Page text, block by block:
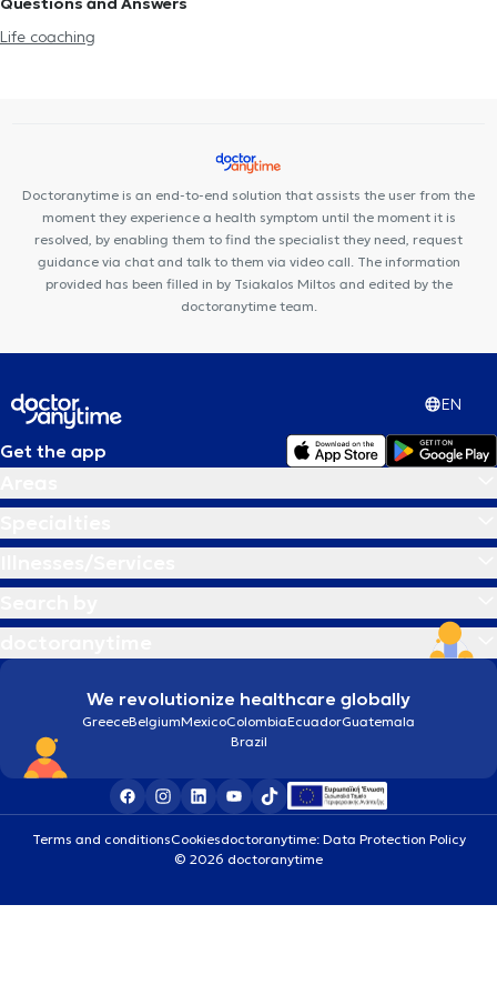
Life coaching
Doctoranytime is an end-to-end solution that assists the user from the
moment they experience a health symptom until the moment it is
resolved, by enabling them to find the specialist they need, request
guidance via chat and talk to them via video call. The information
provided has been filled in by Tsiakalos Miltos and edited by the
doctoranytime team.
EN
Get the app
We revolutionize healthcare globally
GreeceBelgiumMexicoColombiaEcuadorGuatemala
Brazil
Terms and conditionsCookiesdoctoranytime: Data Protection Policy
© 2026 doctoranytime